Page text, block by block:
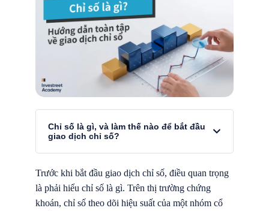
Chỉ số là gì, và làm thế nào để bắt đầu
giao dịch chỉ số?
Trước khi bắt đầu giao dịch chỉ số, điều quan trọng
là phải hiểu chỉ số là gì. Trên thị trường chứng
khoán, chỉ số theo dõi hiệu suất của một nhóm cổ